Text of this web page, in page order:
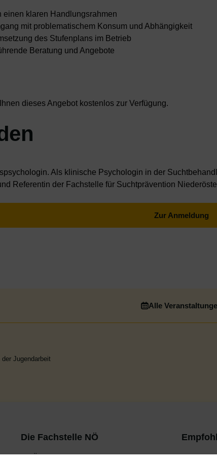
einen klaren Handlungsrahmen
mit problematischem Konsum und Abhängigkeit
des Stufenplans im Betrieb
Beratung und Angebote
dieses Angebot kostenlos zur Verfügung.
Als klinische Psychologin in der
Referentin der Fachstelle für Suchtprävention
Zur Anmeldung
Alle
Jugendarbeit
Die Fachstelle NÖ